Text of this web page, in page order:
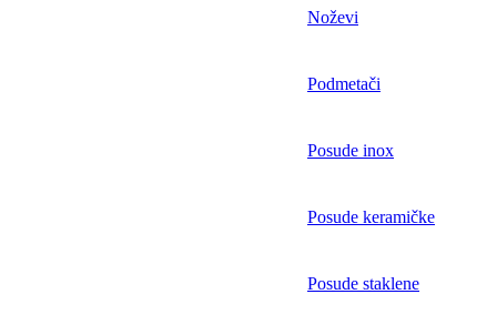
Noževi
Podmetači
Posude inox
Posude keramičke
Posude staklene